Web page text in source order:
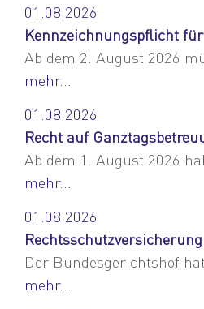
01.08.2026
Kennzeichnungspflicht
Ab dem 2. August 2026
mehr...
01.08.2026
Recht auf
Ab dem 1. August 2026
mehr...
01.08.2026
Der Bundesgerichtshof
mehr...